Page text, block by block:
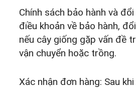
Chính sách bảo hành và
điều khoản về bảo hành,
nếu cây giống gặp vấn đề
vận chuyển hoặc trồng.
Xác nhận đơn hàng: Sau